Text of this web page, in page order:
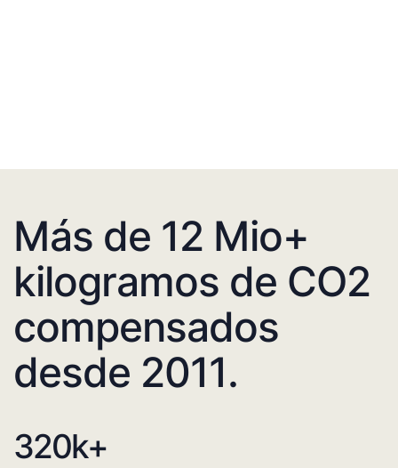
Más de 12 Mio+
kilogramos de CO2
compensados
desde 2011.
320k+